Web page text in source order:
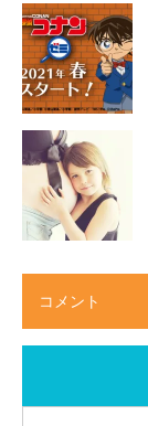
コメント